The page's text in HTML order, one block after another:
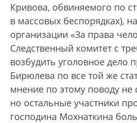
Кривова, обвиняемого по
в массовых беспорядках),
организации «За права
Следственный комитет с
возбудить уголовное дело
Бирюлева по все той же
мнение по этому поводу не
но остальные участники
господина Мохнаткина